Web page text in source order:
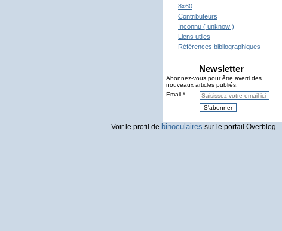
8x60
Contributeurs
Inconnu ( unknow )
Liens utiles
Références bibliographiques
Newsletter
Abonnez-vous pour être averti des
nouveaux articles publiés.
Email
Voir le profil de binoculaires sur le portail Overblog